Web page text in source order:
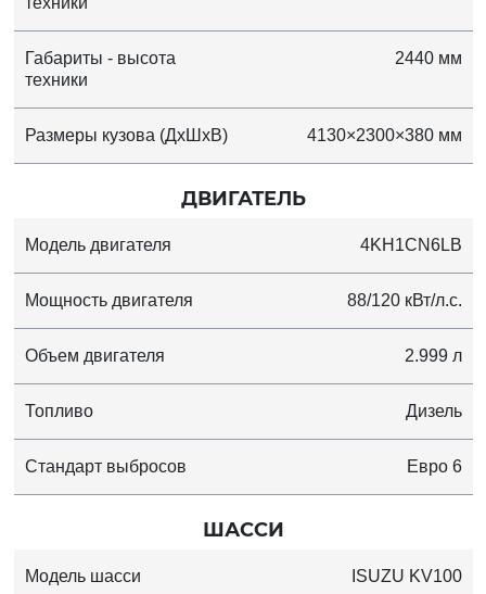
Габариты - высота
техники
2440 мм
Размеры кузова (ДхШхВ) 4130×2300×380 мм
ДВИГАТЕЛЬ
Модель двигателя 4KH1CN6LB
Мощность двигателя 88/120 кВт/л.с.
Объем двигателя 2.999 л
Топливо Дизель
Стандарт выбросов Евро 6
ШАССИ
Модель шасси ISUZU KV100